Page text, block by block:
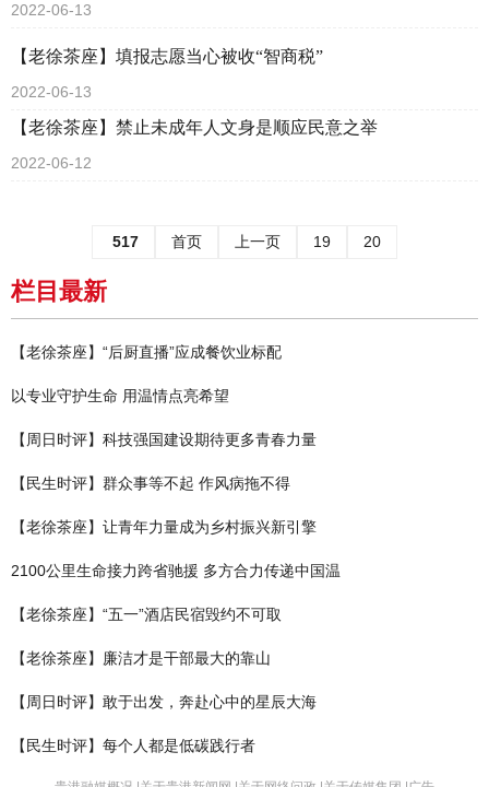
2022-06-13
【老徐茶座】填报志愿当心被收“智商税”
2022-06-13
【老徐茶座】禁止未成年人文身是顺应民意之举
2022-06-12
517 首页 上一页 19 20
栏目最新
【老徐茶座】“后厨直播”应成餐饮业标配
以专业守护生命 用温情点亮希望
【周日时评】科技强国建设期待更多青春力量
【民生时评】群众事等不起 作风病拖不得
【老徐茶座】让青年力量成为乡村振兴新引擎
2100公里生命接力跨省驰援 多方合力传递中国温
【老徐茶座】“五一”酒店民宿毁约不可取
【老徐茶座】廉洁才是干部最大的靠山
【周日时评】敢于出发，奔赴心中的星辰大海
【民生时评】每个人都是低碳践行者